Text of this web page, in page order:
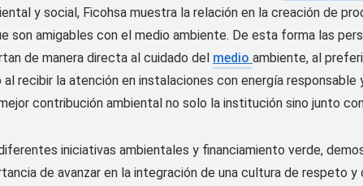
y social, Ficohsa muestra la relación en la creación de
son amigables con el medio ambiente. De esta forma las
de manera directa al cuidado del medio ambiente, al
al recibir la atención en instalaciones con energía responsable
contribución ambiental no solo la institución sino junto
iniciativas ambientales y financiamiento verde,
de avanzar en la integración de una cultura de respeto y